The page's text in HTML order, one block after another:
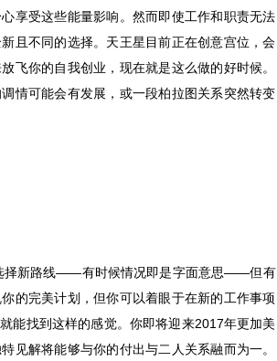
享受这些能量影响。然而即使工作和职责无法
且不同的选择。天王星目前正在创意宫位，会
飞你的自我创业，现在就是这么做的好时候。
情可能会有发展，或一段柏拉图关系突然转变
择新路线——有时候情况即是字面意思——但有
的完美计划，但你可以着眼于在新的工作事项
能找到这样的感觉。你即将迎来2017年更加美
见解将能够与你的付出与二人关系融而为一。